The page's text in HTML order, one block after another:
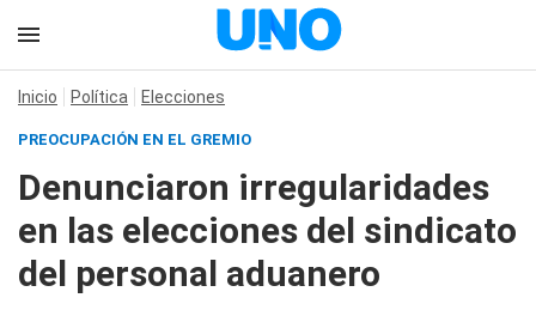
Inicio Política Elecciones
PREOCUPACIÓN EN EL GREMIO
Denunciaron irregularidades
en las elecciones del sindicato
del personal aduanero